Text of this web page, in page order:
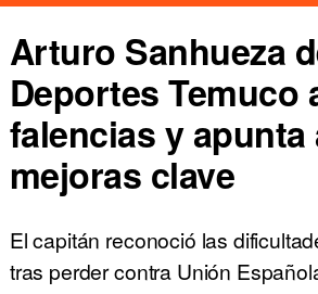
Arturo Sanhueza
Deportes Temuco
falencias y apunta
mejoras clave
El capitán reconoció las
tras perder contra Unión